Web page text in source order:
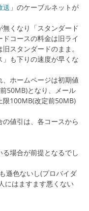
送 」のケーブルネットが
くなり「スタンダード
コースの料金は旧ライ
スタンダードのまま。
も下りの速度が早くな
ホームページは初期値
50MB)となり、メール
限100MB(改定前50MB)
値引は、各コースから
場合が前提となるでし
遜色ないし(プロバイダ
にはますます悪くない